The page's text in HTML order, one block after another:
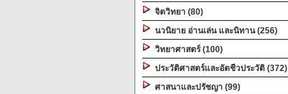
จิตวิทยา (80)
นวนิยาย อ่านเล่น และนิทาน (256)
วิทยาศาสตร์ (100)
ประวัติศาสตร์และอัตชีวประวัติ (372)
ศาสนาและปรัชญา (99)